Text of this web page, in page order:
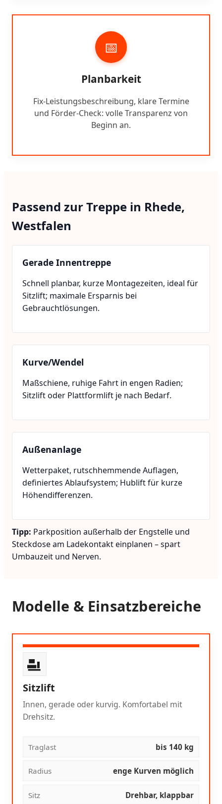
📅
Planbarkeit
Fix-Leistungsbeschreibung, klare Termine
und Förder-Check: volle Transparenz von
Beginn an.
Passend zur Treppe in Rhede,
Westfalen
Gerade Innentreppe
Schnell planbar, kurze Montagezeiten, ideal für
Sitzlift; maximale Ersparnis bei
Gebrauchtlösungen.
Kurve/Wendel
Maßschiene, ruhige Fahrt in engen Radien;
Sitzlift oder Plattformlift je nach Bedarf.
Außenanlage
Wetterpaket, rutschhemmende Auflagen,
definiertes Ablaufsystem; Hublift für kurze
Höhendifferenzen.
Tipp: Parkposition außerhalb der Engstelle und
Steckdose am Ladekontakt einplanen – spart
Umbauzeit und Nerven.
Modelle & Einsatzbereiche
Sitzlift
Innen, gerade oder kurvig. Komfortabel mit
Drehsitz.
Traglast bis 140 kg
Radius enge Kurven möglich
Sitz Drehbar, klappbar